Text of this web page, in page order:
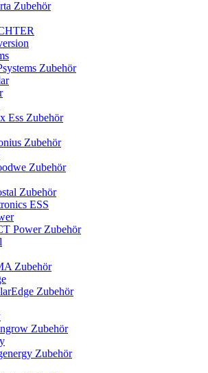
Zubehör
Zubehör
Ess Zubehör
Zubehör
Zubehör
Zubehör
ESS
Power Zubehör
Zubehör
Zubehör
Zubehör
Zubehör